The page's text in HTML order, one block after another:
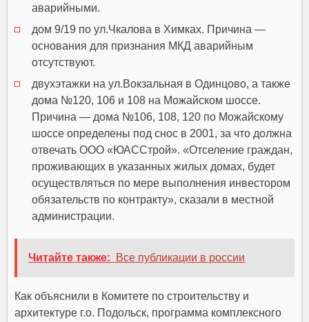
аварийными.
дом 9/19 по ул.Чкалова в Химках. Причина —
основания для признания МКД аварийным
отсутствуют.
двухэтажки на ул.Вокзальная в Одинцово, а также
дома №120, 106 и 108 на Можайском шоссе.
Причина — дома №106, 108, 120 по Можайскому
шоссе определены под снос в 2001, за что должна
отвечать ООО «ЮАССтрой». «Отселение граждан,
проживающих в указанных жилых домах, будет
осуществляться по мере выполнения инвестором
обязательств по контракту», сказали в местной
администрации.
Читайте также: Все публикации в россии
Как объяснили в Комитете по строительству и
архитектуре г.о. Подольск, программа комплексного